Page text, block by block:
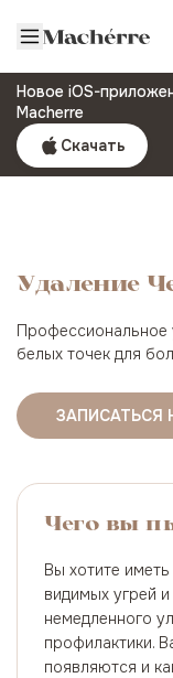
Новое iOS-
Macherre
Скачать
Удаление
Профессиональное
белых точек для
ЗАПИСАТЬСЯ
Чего вы
Вы хотите
видимых угрей
немедленного
профилактики.
появляются и